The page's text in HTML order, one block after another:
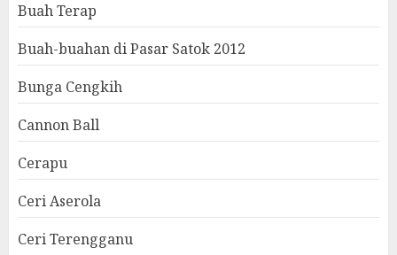
Buah Terap
Buah-buahan di Pasar Satok 2012
Bunga Cengkih
Cannon Ball
Cerapu
Ceri Aserola
Ceri Terengganu